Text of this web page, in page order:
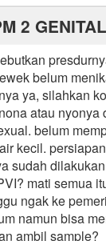
2
belum
ya, silahkan
atau nyonya
belum
kecil.
sudah
mati semua
ngak ke
namun bisa
ambil sample?